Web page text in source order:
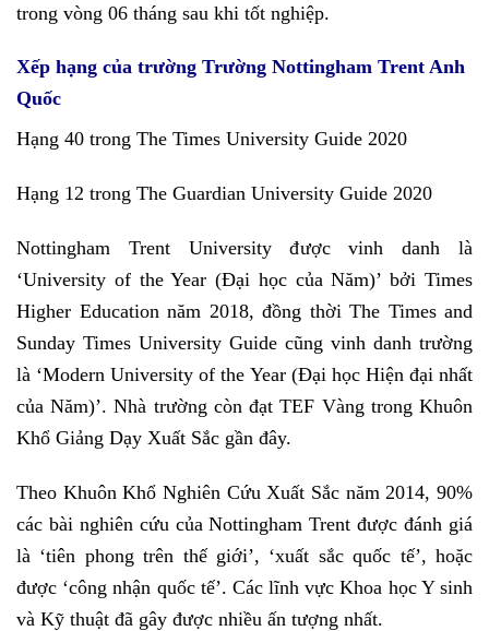
trong vòng 06 tháng sau khi tốt nghiệp.
Xếp hạng của trường Trường Nottingham Trent Anh
Quốc
Hạng 40 trong The Times University Guide 2020
Hạng 12 trong The Guardian University Guide 2020
Nottingham Trent University được vinh danh là
‘University of the Year (Đại học của Năm)’ bởi Times
Higher Education năm 2018, đồng thời The Times and
Sunday Times University Guide cũng vinh danh trường
là ‘Modern University of the Year (Đại học Hiện đại nhất
của Năm)’. Nhà trường còn đạt TEF Vàng trong Khuôn
Khổ Giảng Dạy Xuất Sắc gần đây.
Theo Khuôn Khổ Nghiên Cứu Xuất Sắc năm 2014, 90%
các bài nghiên cứu của Nottingham Trent được đánh giá
là ‘tiên phong trên thế giới’, ‘xuất sắc quốc tế’, hoặc
được ‘công nhận quốc tế’. Các lĩnh vực Khoa học Y sinh
và Kỹ thuật đã gây được nhiều ấn tượng nhất.